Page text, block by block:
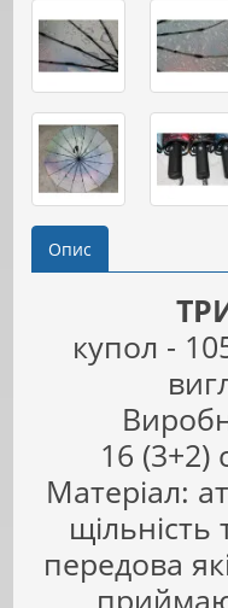
Опис
купол -
16 (3+2)
Матеріал:
передова